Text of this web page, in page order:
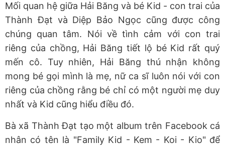
Mối quan hệ giữa Hải Băng và bé Kid - con trai của
Thành Đạt và Diệp Bảo Ngọc cũng được công
chúng quan tâm. Nói về tình cảm với con trai
riêng của chồng, Hải Băng tiết lộ bé Kid rất quý
mến cô. Tuy nhiên, Hải Băng thú nhận không
mong bé gọi mình là mẹ, nữ ca sĩ luôn nói với con
riêng của chồng rằng bé chỉ có một người mẹ duy
nhất và Kid cũng hiểu điều đó.
Bà xã Thành Đạt tạo một album trên Facebook cá
nhân có tên là "Family Kid - Kem - Koi - Kio" để